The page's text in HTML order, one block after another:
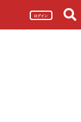
ログイン